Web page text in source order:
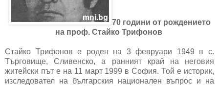
70 години от рождението
на проф. Стайко Трифонов
Стайко Трифонов е роден на 3 февруари 1949 в с.
Търговище, Сливенско, а ранният край на неговия
житейски път е на 11 март 1999 в София. Той е историк,
изследовател на българския национален въпрос и на